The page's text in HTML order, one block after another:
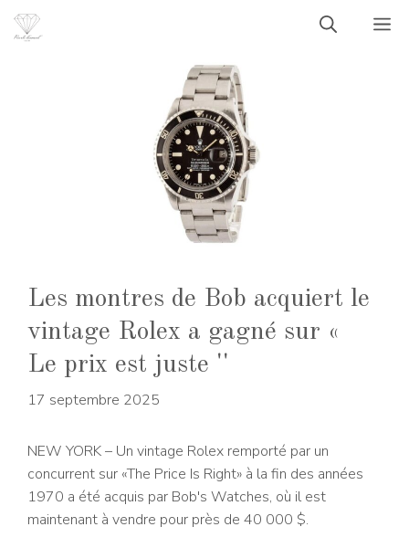
Aller
Les montres de Bob acquiert le
vintage Rolex a gagné sur «
Le prix est juste ''
17 septembre 2025
NEW YORK – Un vintage Rolex remporté par un
concurrent sur «The Price Is Right» à la fin des années
1970 a été acquis par Bob's Watches, où il est
maintenant à vendre pour près de 40 000 $.